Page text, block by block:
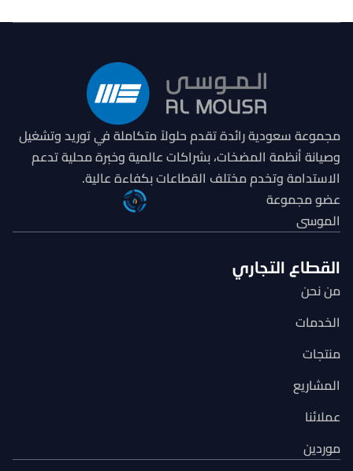
مجموعة سعودية رائدة تقدم حلولاً متكاملة في توريد وتشغيل
وصيانة أنظمة المضخات، بشراكات عالمية وخبرة محلية تدعم
الاستدامة وتخدم مختلف القطاعات بكفاءة عالية.
عضو مجموعة
الموسى
القطاع التجاري
من نحن
الخدمات
منتجات
المشاريع
عملائنا
موردين